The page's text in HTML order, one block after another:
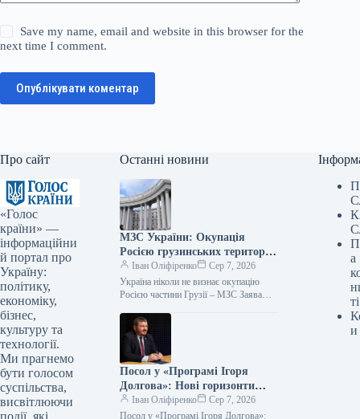
Save my name, email and website in this browser for the
next time I comment.
Опублікувати коментар
Про сайт
«Голос
країни» —
інформаційни
й портал про
Україну:
політику,
економіку,
бізнес,
культуру та
технології.
Ми прагнемо
бути голосом
суспільства,
висвітлюючи
Останні новини
МЗС України: Окупація
Росією грузинських територій
ніколи не буде визнана
Іван Оліфіренко
Сер 7, 2026
Україна ніколи не визнає окупацію
Росією частини Грузії – МЗС Заява
послідовно та непохитно підтримує
суверенітет…
Посол у «Програмі Ігоря
Долгова»: Нові горизонти
стратегічної співпраці
України та Азербайджану
Іван Оліфіренко
Сер 7, 2026
Посол у «Програмі Ігоря Долгова»:
а
ті
и